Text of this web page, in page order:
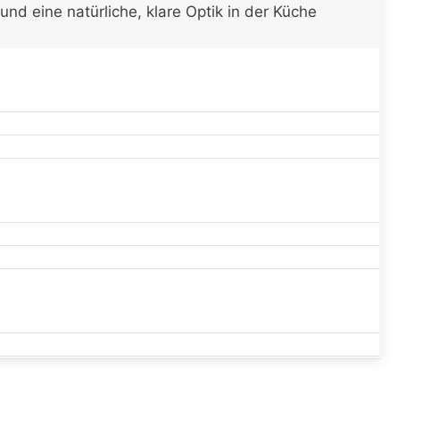
eine natürliche, klare Optik in der Küche